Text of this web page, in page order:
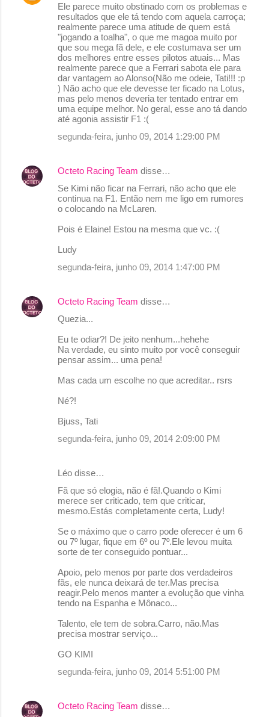
Ele parece muito obstinado com os problemas e
resultados que ele tá tendo com aquela carroça;
realmente parece uma atitude de quem está
"jogando a toalha", o que me magoa muito por
que sou mega fã dele, e ele costumava ser um
dos melhores entre esses pilotos atuais... Mas
realmente parece que a Ferrari sabota ele para
dar vantagem ao Alonso(Não me odeie, Tati!!! :p
) Não acho que ele devesse ter ficado na Lotus,
mas pelo menos deveria ter tentado entrar em
uma equipe melhor. No geral, esse ano tá dando
até agonia assistir F1 :(
segunda-feira, junho 09, 2014 1:29:00 PM
Octeto Racing Team disse…
Se Kimi não ficar na Ferrari, não acho que ele
continua na F1. Então nem me ligo em rumores
o colocando na McLaren.
Pois é Elaine! Estou na mesma que vc. :(
Ludy
segunda-feira, junho 09, 2014 1:47:00 PM
Octeto Racing Team disse…
Quezia...
Eu te odiar?! De jeito nenhum...hehehe
Na verdade, eu sinto muito por você conseguir
pensar assim... uma pena!
Mas cada um escolhe no que acreditar.. rsrs
Né?!
Bjuss, Tati
segunda-feira, junho 09, 2014 2:09:00 PM
Léo disse…
Fã que só elogia, não é fã!.Quando o Kimi
merece ser criticado, tem que criticar,
mesmo.Estás completamente certa, Ludy!
Se o máximo que o carro pode oferecer é um 6
ou 7º lugar, fique em 6º ou 7º.Ele levou muita
sorte de ter conseguido pontuar...
Apoio, pelo menos por parte dos verdadeiros
fãs, ele nunca deixará de ter.Mas precisa
reagir.Pelo menos manter a evolução que vinha
tendo na Espanha e Mônaco...
Talento, ele tem de sobra.Carro, não.Mas
precisa mostrar serviço...
GO KIMI
segunda-feira, junho 09, 2014 5:51:00 PM
Octeto Racing Team disse…